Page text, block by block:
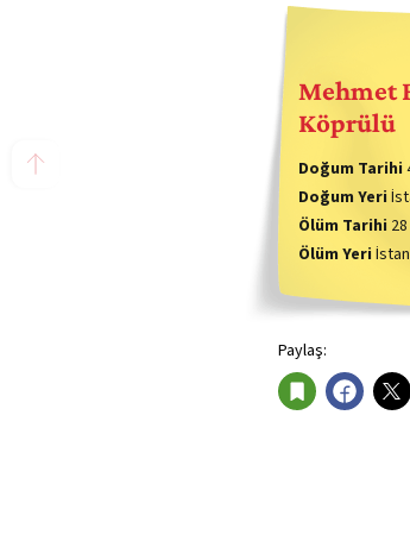
Mehmet
Köprülü
Doğum Tarihi
Doğum Yeri
Ölüm Tarihi
Ölüm Yeri
Paylaş: